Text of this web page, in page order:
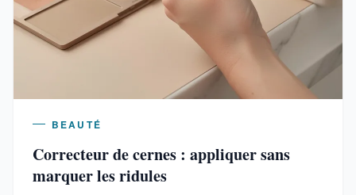
BEAUTÉ
Correcteur de cernes : appliquer sans
marquer les ridules